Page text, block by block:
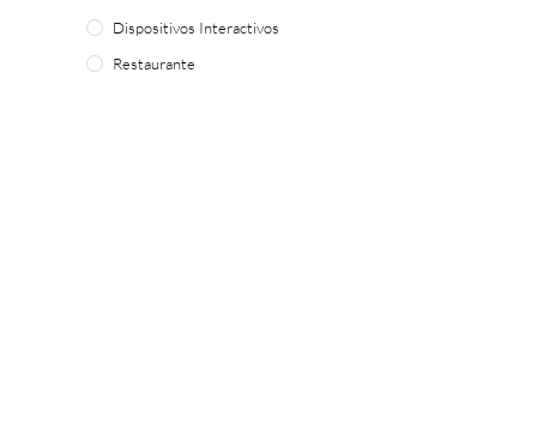
Dispositivos Interactivos
Restaurante